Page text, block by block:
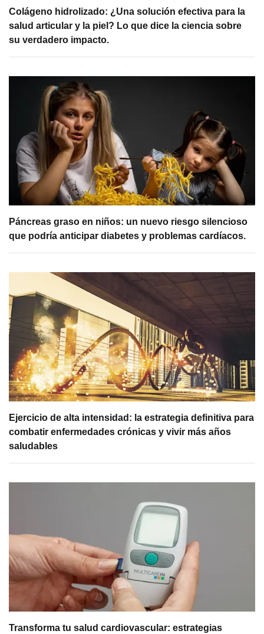
Colágeno hidrolizado: ¿Una solución efectiva para la
salud articular y la piel? Lo que dice la ciencia sobre
su verdadero impacto.
Páncreas graso en niños: un nuevo riesgo silencioso
que podría anticipar diabetes y problemas cardíacos.
Ejercicio de alta intensidad: la estrategia definitiva para
combatir enfermedades crónicas y vivir más años
saludables
Transforma tu salud cardiovascular: estrategias